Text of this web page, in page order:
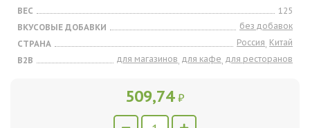
ВЕС
125
ВКУСОВЫЕ ДОБАВКИ
без добавок
СТРАНА
Россия, Китай
B2B
для магазинов, для кафе, для ресторанов
509,74 ₽